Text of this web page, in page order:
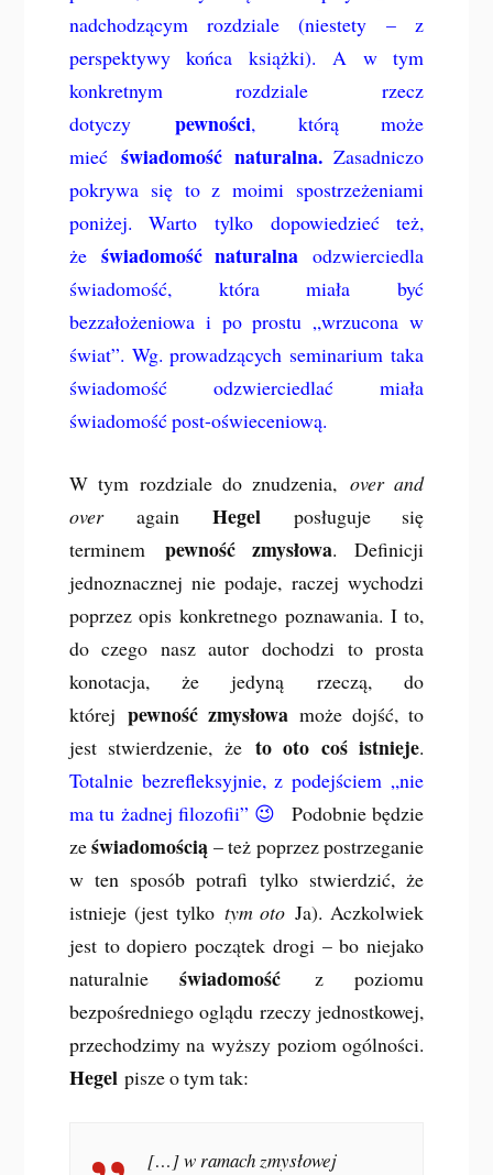
nadchodzącym rozdziale (niestety – z
perspektywy końca książki). A w tym
konkretnym rozdziale rzecz
dotyczypewności, którą może
miećświadomość naturalna.Zasadniczo
pokrywa się to z moimi spostrzeżeniami
poniżej. Warto tylko dopowiedzieć też,
że świadomość naturalnaodzwierciedla
świadomość, która miała być
bezzałożeniowa i po prostu „wrzucona w
świat”. Wg. prowadzących seminarium taka
świadomość odzwierciedlać miała
świadomość post-oświeceniową.
W tym rozdziale do znudzenia, over and
over again Hegelposługuje się
terminem pewność zmysłowa. Definicji
jednoznacznej nie podaje, raczej wychodzi
poprzez opis konkretnego poznawania. I to,
do czego nasz autor dochodzi to prosta
konotacja, że jedyną rzeczą, do
której pewność zmysłowamoże dojść, to
jest stwierdzenie, że to oto coś istnieje.
Totalnie bezrefleksyjnie, z podejściem „nie
ma tu żadnej filozofii” 😉
Podobnie będzie
zeświadomością – też poprzez postrzeganie
w ten sposób potrafi tylko stwierdzić, że
istnieje (jest tylko tym otoJa). Aczkolwiek
jest to dopiero początek drogi – bo niejako
naturalnieświadomość z poziomu
bezpośredniego oglądu rzeczy jednostkowej,
przechodzimy na wyższy poziom ogólności.
Hegel pisze o tym tak:
[…] w ramach zmysłowej